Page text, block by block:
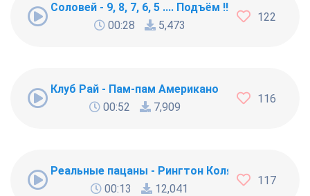
Соловей - 9, 8, 7, 6, 5 .... Подъём !!!
00:28
5,473
122
Клуб Рай - Пам-пам Американо
00:52
7,909
116
Реальные пацаны - Рингтон Коляна
00:13
12,041
117